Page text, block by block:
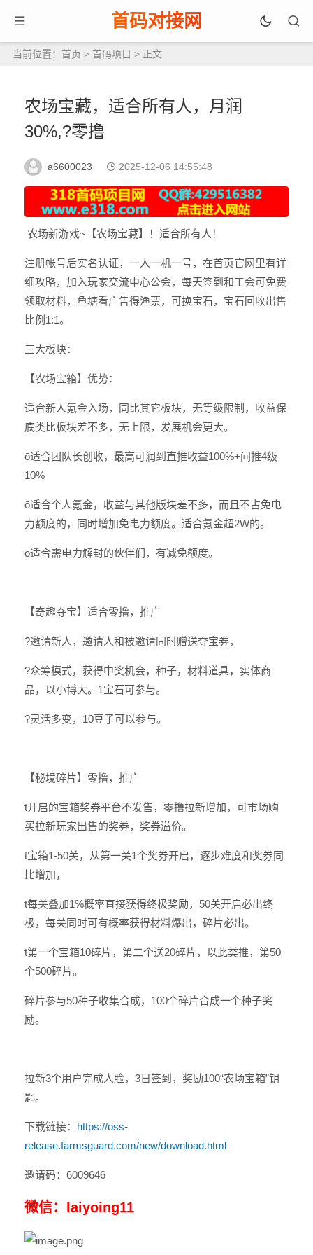
首码对接网
当前位置： 首页 > 首码项目 > 正文
农场宝藏，适合所有人，月润
30%,?零撸
a6600023 2025-12-06 14:55:48
农场新游戏~【农场宝藏】！适合所有人！
注册帐号后实名认证，一人一机一号，在首页官网里有详
细攻略，加入玩家交流中心公会，每天签到和工会可免费
领取材料，鱼塘看广告得渔票，可换宝石，宝石回收出售
比例1:1。
三大板块：
【农场宝箱】优势：
适合新人氪金入场，同比其它板块，无等级限制，收益保
底类比板块差不多，无上限，发展机会更大。
ō适合团队长创收，最高可润到直推收益100%+间推4级
10%
ō适合个人氪金，收益与其他版块差不多，而且不占免电
力额度的，同时增加免电力额度。适合氪金超2W的。
ō适合需电力解封的伙伴们，有减免额度。
【奇趣夺宝】适合零撸，推广
?邀请新人，邀请人和被邀请同时赠送夺宝券，
?众筹模式，获得中奖机会，种子，材料道具，实体商
品，以小博大。1宝石可参与。
?灵活多变，10豆子可以参与。
【秘境碎片】零撸，推广
t开启的宝箱奖券平台不发售，零撸拉新增加，可市场购
买拉新玩家出售的奖券，奖券溢价。
t宝箱1-50关，从第一关1个奖券开启，逐步难度和奖券同
比增加，
t每关叠加1%概率直接获得终极奖励，50关开启必出终
极，每关同时可有概率获得材料爆出，碎片必出。
t第一个宝箱10碎片，第二个送20碎片，以此类推，第50
个500碎片。
碎片参与50种子收集合成，100个碎片合成一个种子奖
励。
拉新3个用户完成人脸，3日签到，奖励100“农场宝箱”钥
匙。
下载链接： https://oss-
release.farmsguard.com/new/download.html
邀请码：6009646
微信：laiyoing11